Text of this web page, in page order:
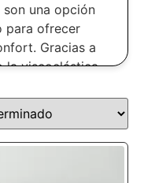
una opción
para ofrecer
Gracias a
la viscoelástica,
firme de
adaptabilidad
.